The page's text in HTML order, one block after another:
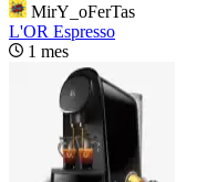
MirY_oFerTas
L'OR Espresso
1 mes